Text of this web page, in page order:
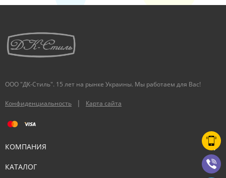
ООО "ДК-Стиль". 15 лет на рынке Украины. Мы работаем для Вас!
Конфиденциальность | Карта сайта
КОМПАНИЯ
КАТАЛОГ